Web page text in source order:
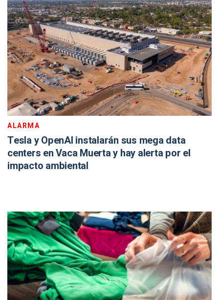
ALARMA
Tesla y OpenAI instalarán sus mega data
centers en Vaca Muerta y hay alerta por el
impacto ambiental